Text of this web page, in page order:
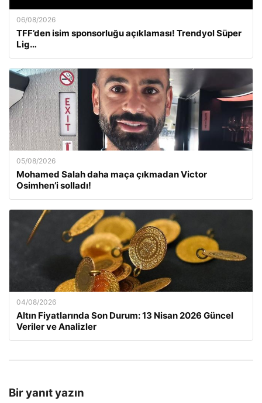
06/08/2026
TFF’den isim sponsorluğu açıklaması! Trendyol Süper
Lig…
05/08/2026
Mohamed Salah daha maça çıkmadan Victor
Osimhen’i solladı!
04/08/2026
Altın Fiyatlarında Son Durum: 13 Nisan 2026 Güncel
Veriler ve Analizler
Bir yanıt yazın